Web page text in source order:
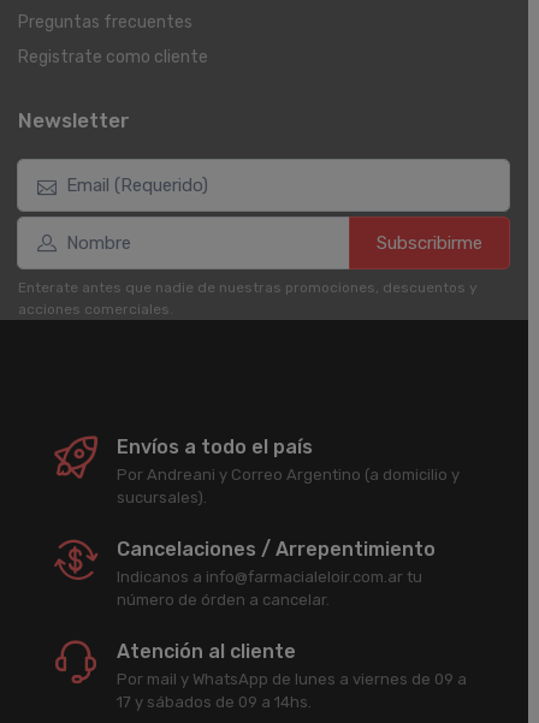
Preguntas frecuentes
Registrate como cliente
Newsletter
Subscribirme
Enterate antes que nadie de nuestras promociones, descuentos y
acciones comerciales.
Envíos a todo el país
Por Andreani y Correo Argentino (a domicilio y
sucursales).
Cancelaciones / Arrepentimiento
Indicanos a info@farmacialeloir.com.ar tu
número de órden a cancelar.
Atención al cliente
Por mail y WhatsApp de lunes a viernes de 09 a
17 y sábados de 09 a 14hs.